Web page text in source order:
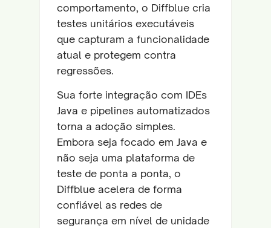
comportamento, o Diffblue cria
testes unitários executáveis
que capturam a funcionalidade
atual e protegem contra
regressões.
Sua forte integração com IDEs
Java e pipelines automatizados
torna a adoção simples.
Embora seja focado em Java e
não seja uma plataforma de
teste de ponta a ponta, o
Diffblue acelera de forma
confiável as redes de
segurança em nível de unidade